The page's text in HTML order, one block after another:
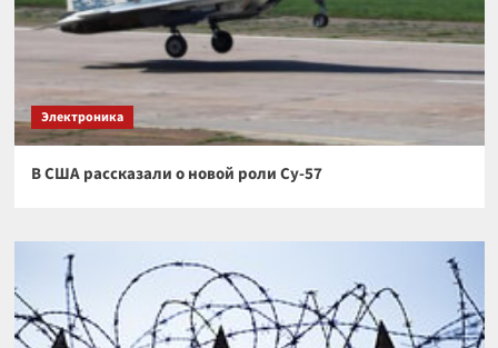
Электроника
В США рассказали о новой роли Су-57